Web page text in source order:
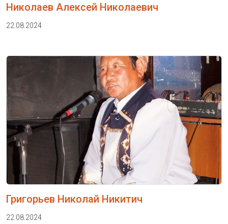
Николаев Алексей Николаевич
22.08.2024
Григорьев Николай Никитич
22.08.2024